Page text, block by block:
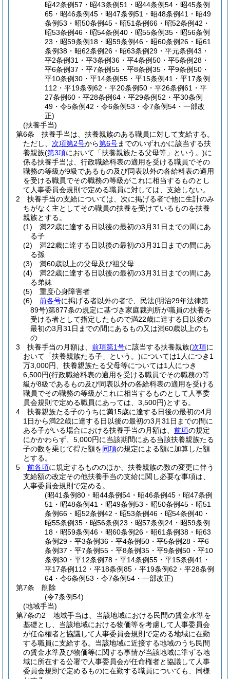
昭42条例57・昭43条例51・昭44条例54・昭45条例
65・昭46条例45・昭47条例51・昭48条例41・昭49
条例53・昭50条例45・昭51条例66・昭52条例42・
昭53条例46・昭54条例40・昭55条例35・昭56条例
23・昭59条例18・昭59条例46・昭60条例26・昭61
条例38・昭62条例26・昭63条例29・平元条例43・
平2条例31・平3条例36・平4条例50・平5条例28・
平6条例37・平7条例55・平8条例35・平9条例50・
平10条例30・平14条例55・平15条例41・平17条例
112・平19条例62・平20条例50・平26条例61・平
27条例60・平28条例64・平29条例52・平30条例
49・令5条例42・令6条例53・令7条例54・一部改
正)
(扶養手当)
第6条
扶養手当は、扶養親族のある職員に対して支給する。
ただし、 次項第2号から第6号までのいずれかに該当する扶
養親族(第3項において「扶養親族たる父母等」という。)に
係る扶養手当は、行政職給料表の適用を受ける職員でその
職務の等級が9級であるもの及び同表以外の各給料表の適用
を受ける職員でその職務の等級がこれに相当するものとし
て人事委員会規則で定める職員に対しては、支給しない。
2
扶養手当の支給については、次に掲げる者で他に生計のみ
ちがなく主としてその職員の扶養を受けているものを扶養
親族とする。
(1)
満22歳に達する日以後の最初の3月31日までの間にあ
る子
(2)
満22歳に達する日以後の最初の3月31日までの間にあ
る孫
(3)
満60歳以上の父母及び祖父母
(4)
満22歳に達する日以後の最初の3月31日までの間にあ
る弟妹
(5)
重度心身障害者
(6)
前各号に掲げる者以外の者で、民法(明治29年法律第
89号)第877条の規定に基づき家庭裁判所が職員の扶養を
受ける者として指定したもので満22歳に達する日以後の
最初の3月31日までの間にあるもの又は満60歳以上のも
の
3
扶養手当の月額は、 前項第1号に該当する扶養親族(次項に
おいて「扶養親族たる子」という。)については1人につき1
万3,000円、扶養親族たる父母等については1人につき
6,500円(行政職給料表の適用を受ける職員でその職務の等
級が8級であるもの及び同表以外の各給料表の適用を受ける
職員でその職務の等級がこれに相当するものとして人事委
員会規則で定める職員にあっては、3,500円)とする。
4
扶養親族たる子のうちに満15歳に達する日後の最初の4月
1日から満22歳に達する日以後の最初の3月31日までの間に
ある子がいる場合における扶養手当の月額は、 前項の規定
にかかわらず、5,000円に当該期間にある当該扶養親族たる
子の数を乗じて得た額を同項の規定による額に加算した額
とする。
5
前各項に規定するもののほか、扶養親族の数の変更に伴う
支給額の改定その他扶養手当の支給に関し必要な事項は、
人事委員会規則で定める。
(昭41条例80・昭44条例54・昭46条例45・昭47条例
51・昭48条例41・昭49条例53・昭50条例45・昭51
条例66・昭52条例42・昭53条例46・昭54条例40・
昭55条例35・昭56条例23・昭57条例24・昭59条例
18・昭59条例46・昭60条例26・昭61条例38・昭63
条例29・平3条例36・平4条例50・平5条例28・平6
条例37・平7条例55・平8条例35・平9条例50・平10
条例30・平12条例78・平14条例55・平15条例41・
平17条例112・平18条例85・平19条例62・平28条例
64・令6条例53・令7条例54・一部改正)
第7条
削除
(令7条例54)
(地域手当)
第7条の2
地域手当は、当該地域における民間の賃金水準を
基礎とし、当該地域における物価等を考慮して人事委員会
が任命権者と協議して人事委員会規則で定める地域に在勤
する職員に支給する。 当該地域に近接する地域のうち民間
の賃金水準及び物価等に関する事情が当該地域に準ずる地
域に所在する公署で人事委員会が任命権者と協議して人事
委員会規則で定めるものに在勤する職員についても、同様